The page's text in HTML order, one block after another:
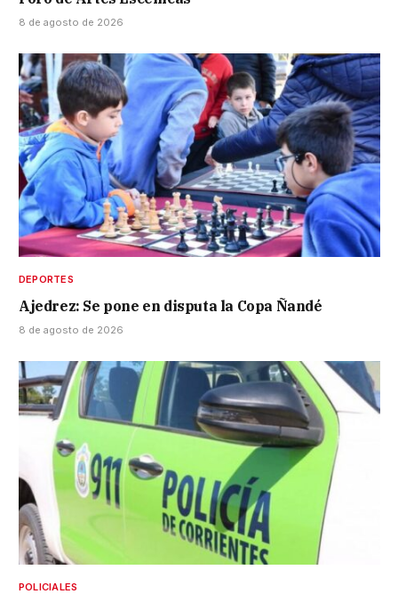
8 de agosto de 2026
DEPORTES
Ajedrez: Se pone en disputa la Copa Ñandé
8 de agosto de 2026
POLICIALES